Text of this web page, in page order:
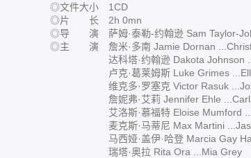
◎文件大小 1CD
◎片 长 2h 0mn
◎导 演 萨姆·泰勒-约翰逊 Sam Taylor-
◎主 演 詹米·多南 Jamie Dornan
达科塔·约翰逊 Dakota Johnson
卢克·葛莱姆斯 Luke Grimes
维克多·罗塞克 Victor Rasuk
詹妮弗·艾莉 Jennifer Ehle ...Carla
艾洛斯·慕福特 Eloise Mumford
麦克斯·马蒂尼 Max Martini
马西娅·盖伊·哈登 Marcia Gay
瑞塔·奥拉 Rita Ora ...Mia Grey